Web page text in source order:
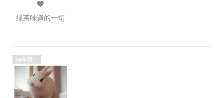
绿茶味道的一切
16年前：